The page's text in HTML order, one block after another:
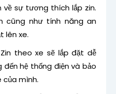
về sự tương thích lắp zin.
cũng như tính năng an
lên xe.
theo xe sẽ lắp đặt dễ
đến hệ thống điện và bảo
của mình.